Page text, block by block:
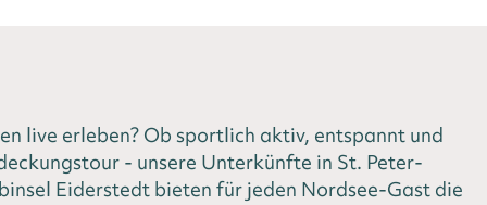
live erleben? Ob sportlich aktiv, entspannt und
- unsere Unterkünfte in St. Peter-
Eiderstedt bieten für jeden Nordsee-Gast die